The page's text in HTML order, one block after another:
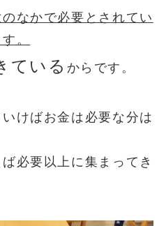
なかで必要とされてい
。
ている からです。
けばお金は必要な分は
必要以上に集まってき